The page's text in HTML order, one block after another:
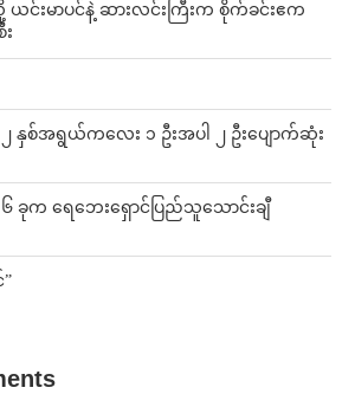
ယင်းမာပင်နဲ့ ဆားလင်းကြီးက စိုက်ခင်းဧက
၂ နှစ်အရွယ်ကလေး ၁ ဦးအပါ ၂ ဦးပျောက်ဆုံး
ခုက ရေဘေးရှောင်ပြည်သူသောင်းချီ